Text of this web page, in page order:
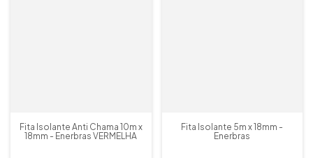
Fita Isolante Anti Chama 10m x
18mm - Enerbras VERMELHA
Fita Isolante 5m x 18mm -
Enerbras